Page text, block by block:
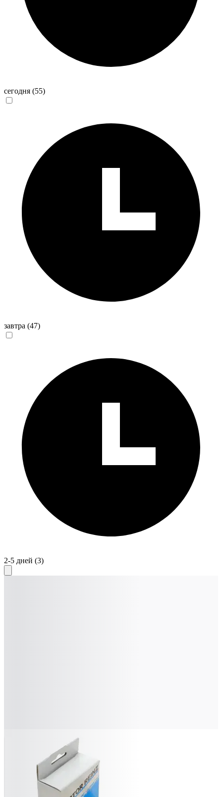
сегодня (55)
завтра (47)
2-5 дней (3)